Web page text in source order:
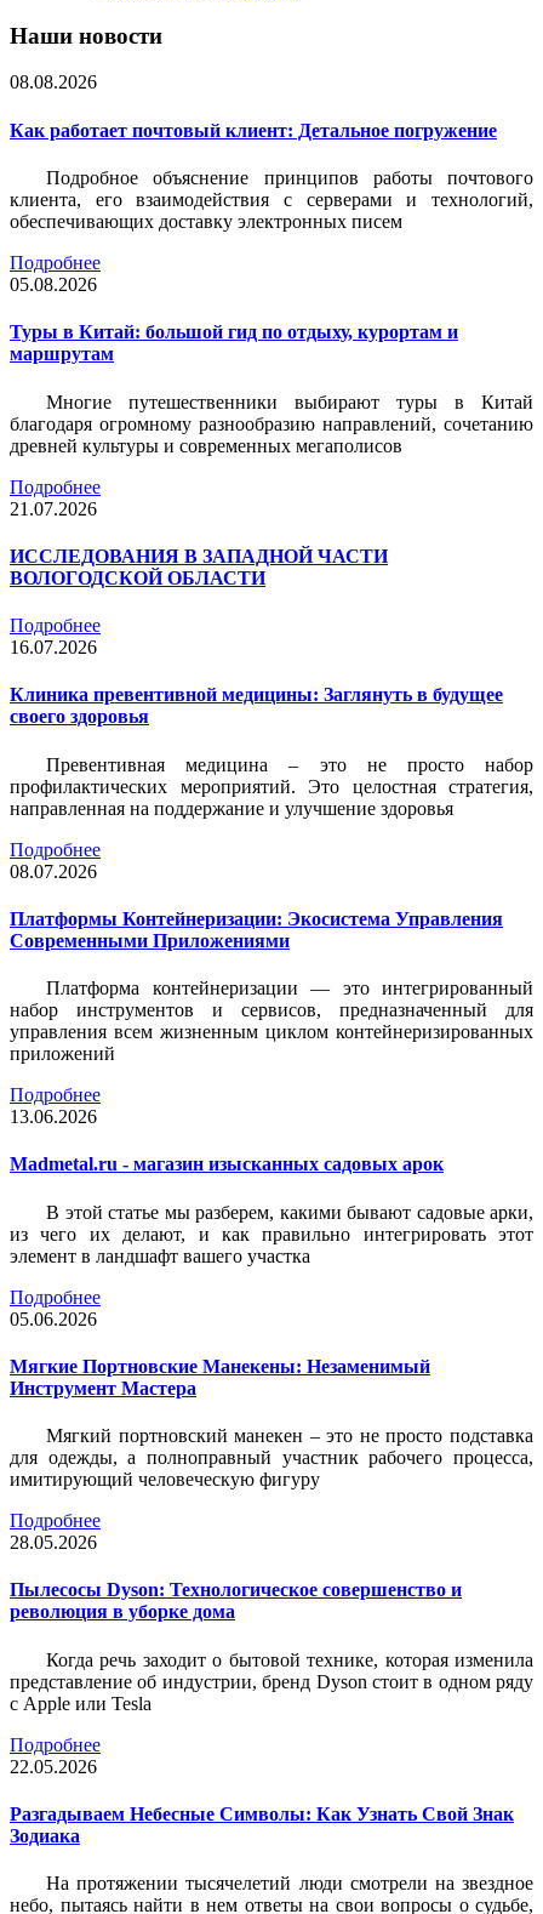
Наши новости
08.08.2026
Как работает почтовый клиент: Детальное погружение
Подробное объяснение принципов работы почтового
клиента, его взаимодействия с серверами и технологий,
обеспечивающих доставку электронных писем
Подробнее
05.08.2026
Туры в Китай: большой гид по отдыху, курортам и
маршрутам
Многие путешественники выбирают туры в Китай
благодаря огромному разнообразию направлений, сочетанию
древней культуры и современных мегаполисов
Подробнее
21.07.2026
ИССЛЕДОВАНИЯ В ЗАПАДНОЙ ЧАСТИ
ВОЛОГОДСКОЙ ОБЛАСТИ
Подробнее
16.07.2026
Клиника превентивной медицины: Заглянуть в будущее
своего здоровья
Превентивная медицина – это не просто набор
профилактических мероприятий. Это целостная стратегия,
направленная на поддержание и улучшение здоровья
Подробнее
08.07.2026
Платформы Контейнеризации: Экосистема Управления
Современными Приложениями
Платформа контейнеризации — это интегрированный
набор инструментов и сервисов, предназначенный для
управления всем жизненным циклом контейнеризированных
приложений
Подробнее
13.06.2026
Madmetal.ru - магазин изысканных садовых арок
В этой статье мы разберем, какими бывают садовые арки,
из чего их делают, и как правильно интегрировать этот
элемент в ландшафт вашего участка
Подробнее
05.06.2026
Мягкие Портновские Манекены: Незаменимый
Инструмент Мастера
Мягкий портновский манекен – это не просто подставка
для одежды, а полноправный участник рабочего процесса,
имитирующий человеческую фигуру
Подробнее
28.05.2026
Пылесосы Dyson: Технологическое совершенство и
революция в уборке дома
Когда речь заходит о бытовой технике, которая изменила
представление об индустрии, бренд Dyson стоит в одном ряду
с Apple или Tesla
Подробнее
22.05.2026
Разгадываем Небесные Символы: Как Узнать Свой Знак
Зодиака
На протяжении тысячелетий люди смотрели на звездное
небо, пытаясь найти в нем ответы на свои вопросы о судьбе,